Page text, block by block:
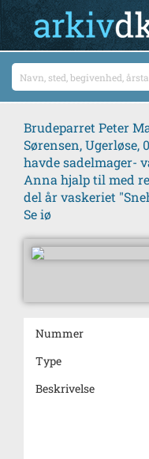
Brudeparret Peter
Sørensen, Ugerløse,
havde sadelmager-
Anna hjalp til med
del år vaskeriet
Se iø
Nummer
Type
Beskrivelse